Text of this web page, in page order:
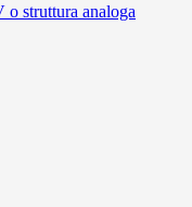
struttura analoga